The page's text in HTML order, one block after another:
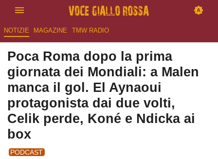
NOTIZIE MAGAZINE TMW RADIO
Poca Roma dopo la prima
giornata dei Mondiali: a Malen
manca il gol. El Aynaoui
protagonista dai due volti,
Celik perde, Koné e Ndicka ai
box
PODCAST